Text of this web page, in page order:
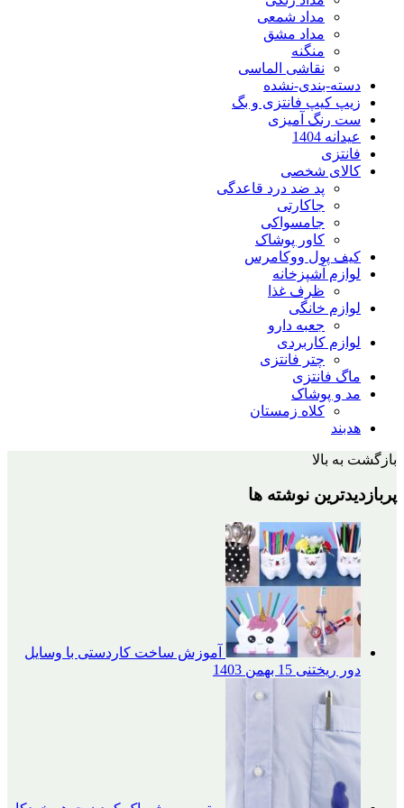
مداد شمعی
مداد مشق
نقاشی الماسی
بندی-نشده
فانتزی و بگ
آمیزی
شخصی
پد ضد درد قاعدگی
جامسواکی
کاور پوشاک
ووکامرس
آشپزخانه
خانگی
کاربردی
چتر فانتزی
کلاه زمستان
نوشته ها
آموزش ساخت کاردستی با وسایل
15 بهمن 1403